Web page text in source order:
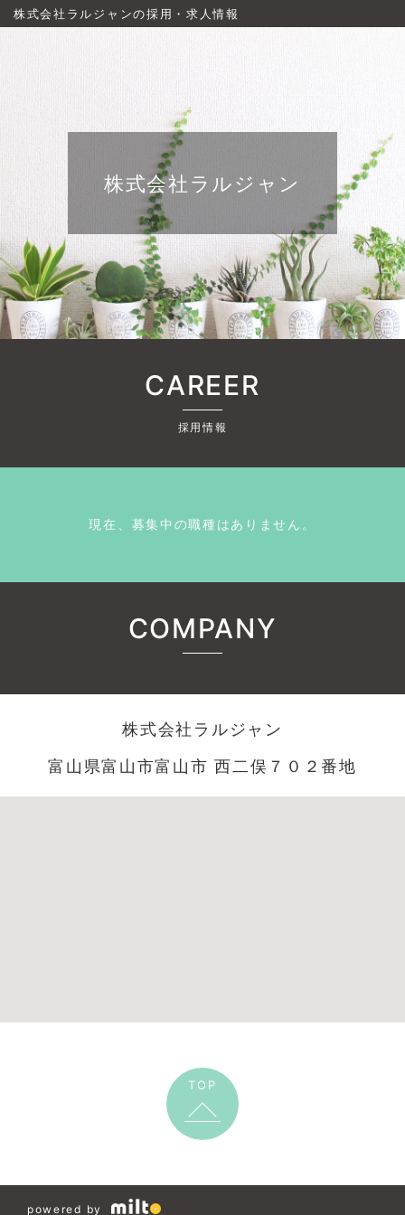
株式会社ラルジャンの採用・求人情報
株式会社ラルジャン
CAREER
採用情報
現在、募集中の職種はありません。
COMPANY
株式会社ラルジャン
富山県富山市富山市 西二俣７０２番地
TOP
powered by